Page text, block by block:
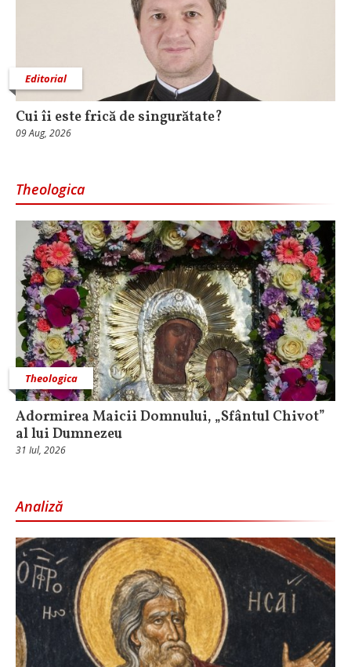
Editorial
Cui îi este frică de singurătate?
09 Aug, 2026
Theologica
Theologica
Adormirea Maicii Domnului, „Sfântul Chivot”
al lui Dumnezeu
31 Iul, 2026
Analiză